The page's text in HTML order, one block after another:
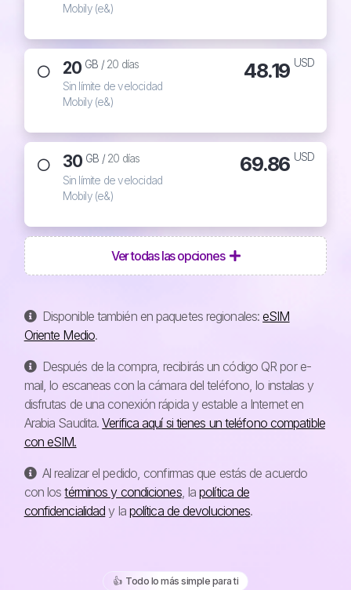
Mobily (e&)
20 GB /20 días
Sin límite de velocidad
Mobily (e&)
48.19 USD
30 GB /20 días
Sin límite de velocidad
Mobily (e&)
69.86 USD
Ver todas las opciones
Disponible también en paquetes regionales:eSIM
Oriente Medio.
Después de la compra, recibirás un código QR por e-
mail, lo escaneas con la cámara del teléfono, lo instalas y
disfrutas de una conexión rápida y estable a Internet en
Arabia Saudita.Verifica aquí si tienes un teléfono compatible
con eSIM.
Al realizar el pedido, confirmas que estás de acuerdo
con lostérminos y condiciones, lapolítica de
confidencialidad y la política de devoluciones.
👍️ Todo lo más simple para ti